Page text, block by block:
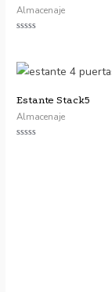
Almacenaje
de
5
Estante Stack5
Almacenaje